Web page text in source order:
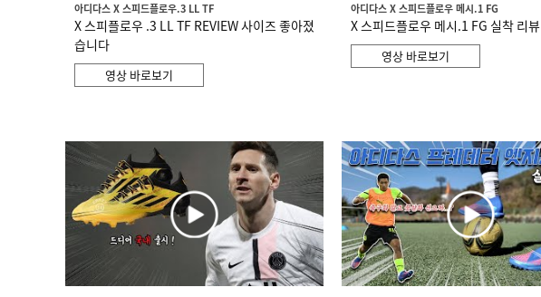
아디다스 X 스피드플로우.3 LL TF
X 스피플로우 .3 LL TF REVIEW 사이즈 좋아졌
습니다
영상 바로보기
아디다스 X 스피드플로우 메시.1 FG
X 스피드플로우 메시.1 FG 실착 리뷰
영상 바로보기